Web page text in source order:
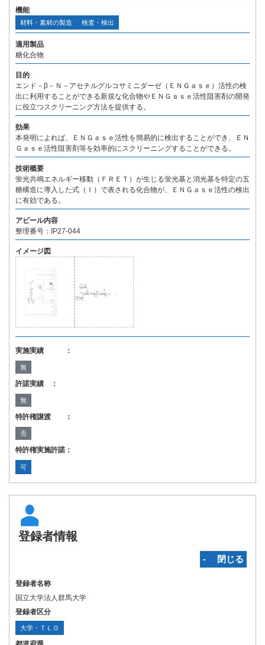
機能
材料・素材の製造 検査・検出
適用製品
糖化合物
目的
エンド－β－Ｎ－アセチルグルコサミニダーゼ（ＥＮＧａｓｅ）活性の検
出に利用することができる新規な化合物やＥＮＧａｓｅ活性阻害剤の開発
に役立つスクリーニング方法を提供する。
効果
本発明によれば、ＥＮＧａｓｅ活性を簡易的に検出することができ、ＥＮ
Ｇａｓｅ活性阻害剤等を効率的にスクリーニングすることができる。
技術概要
蛍光共鳴エネルギー移動（ＦＲＥＴ）が生じる蛍光基と消光基を特定の五
糖構造に導入した式（Ｉ）で表される化合物が、ＥＮＧａｓｅ活性の検出
に有効である。
アピール内容
整理番号：IP27-044
イメージ図
実施実績 ：
無
許諾実績 ：
無
特許権譲渡 ：
否
特許権実施許諾：
可
登録者情報
‐ 閉じる
登録者名称
国立大学法人群馬大学
登録者区分
大学・ＴＬＯ